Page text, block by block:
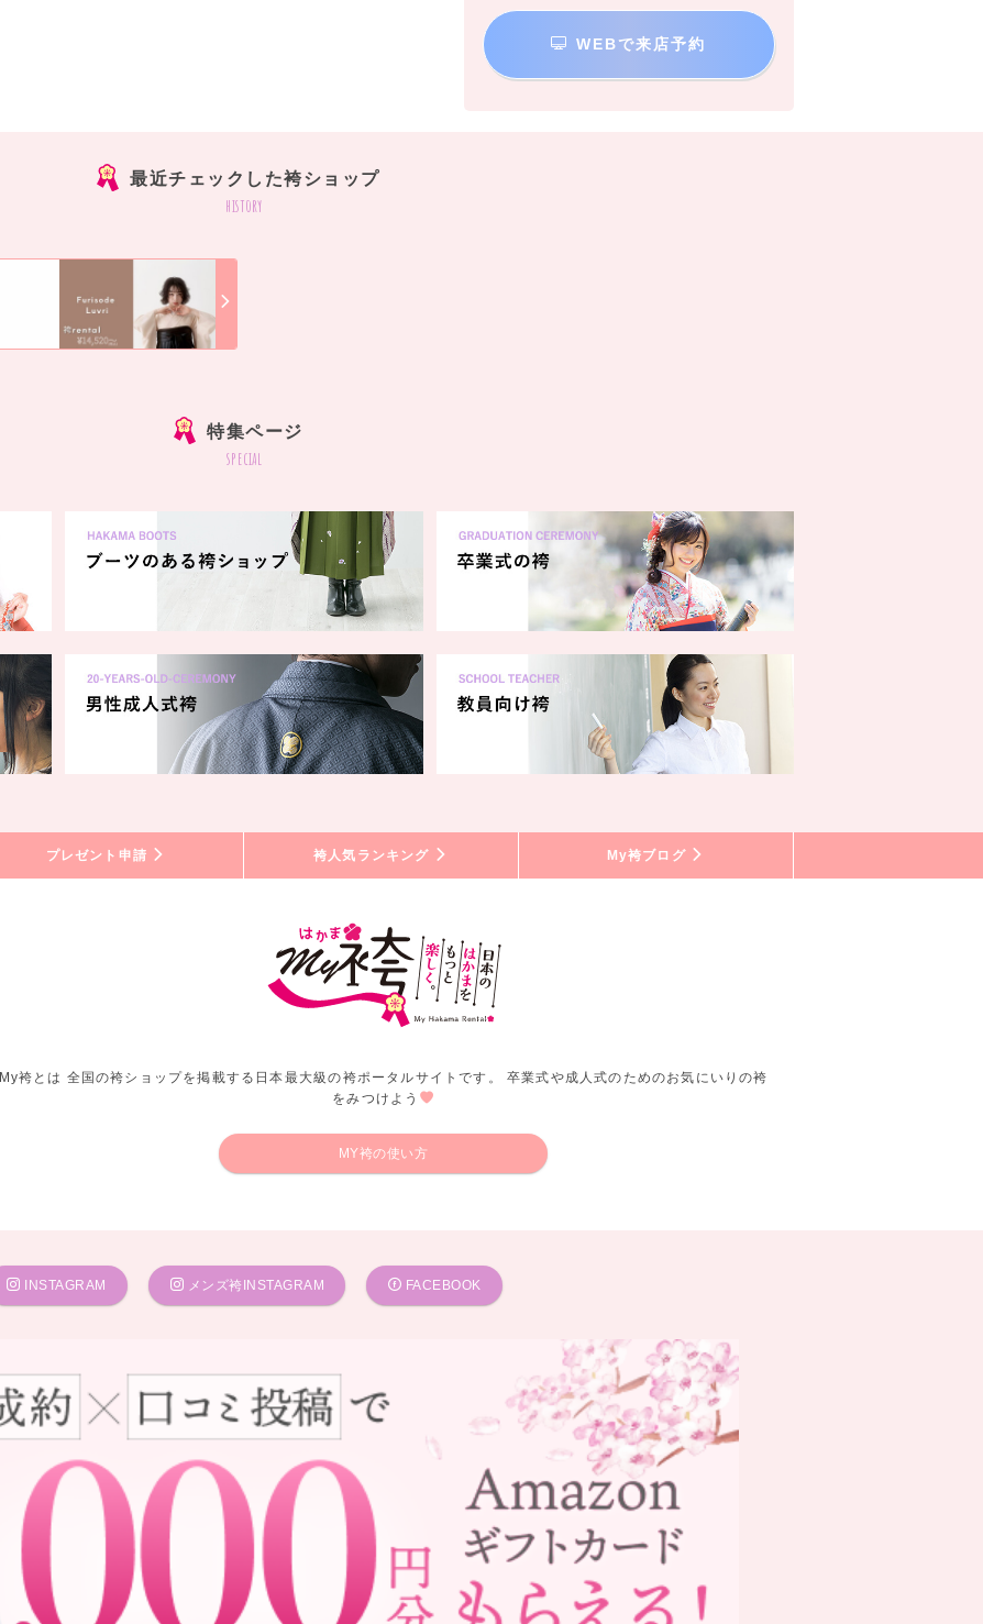
WEBで来店予約
最近チェックした袴ショップ
history
特集ページ
special
プレゼント申請 袴人気ランキング My袴ブログ
My袴とは 全国の袴ショップを掲載する日本最大級の袴ポータルサイトです。 卒業式や成人式のためのお気にいりの袴
をみつけよう
MY袴の使い方
INSTAGRAM メンズ袴INSTAGRAM FACEBOOK